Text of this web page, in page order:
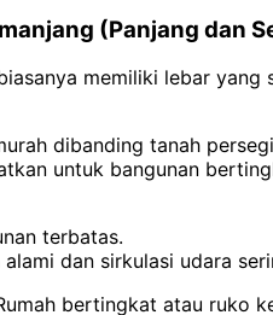
(Panjang dan
memiliki lebar
dibanding tanah
untuk bangunan
terbatas.
alami dan sirkulasi udara
bertingkat atau ruko